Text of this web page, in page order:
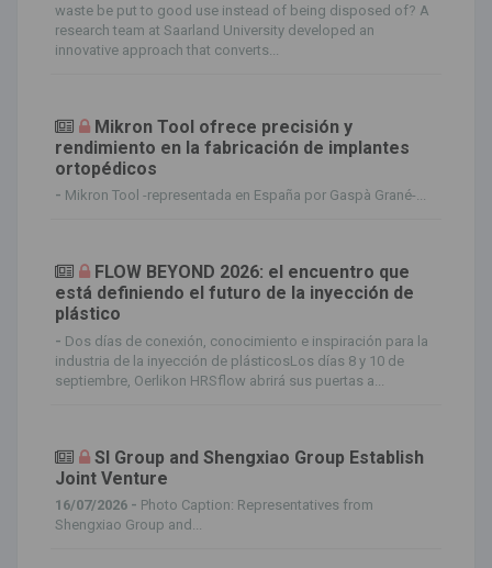
waste be put to good use instead of being disposed of? A
research team at Saarland University developed an
innovative approach that converts...
Mikron Tool ofrece precisión y
rendimiento en la fabricación de implantes
ortopédicos
- Mikron Tool -representada en España por Gaspà Grané-...
FLOW BEYOND 2026: el encuentro que
está definiendo el futuro de la inyección de
plástico
- Dos días de conexión, conocimiento e inspiración para la
industria de la inyección de plásticosLos días 8 y 10 de
septiembre, Oerlikon HRSflow abrirá sus puertas a...
SI Group and Shengxiao Group Establish
Joint Venture
16/07/2026 - Photo Caption: Representatives from
Shengxiao Group and...